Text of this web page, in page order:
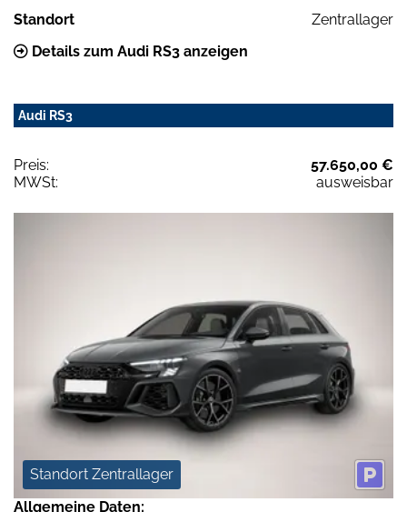
Standort
Zentrallager
Details zum Audi RS3 anzeigen
Audi RS3
Preis:
57.650,00 €
MWSt:
ausweisbar
Standort Zentrallager
Allgemeine Daten: